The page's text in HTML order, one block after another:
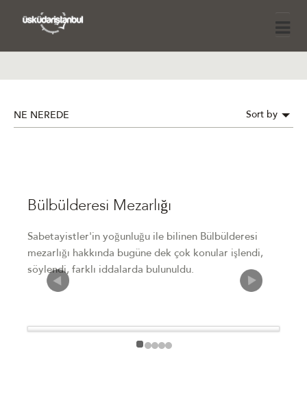
NE NEREDE Sort by
Bülbülderesi Mezarlığı
Sabetayistler'in yoğunluğu ile bilinen Bülbülderesi
mezarlığı hakkında bugüne dek çok konular işlendi,
söylendi, farklı iddalarda bulunuldu.